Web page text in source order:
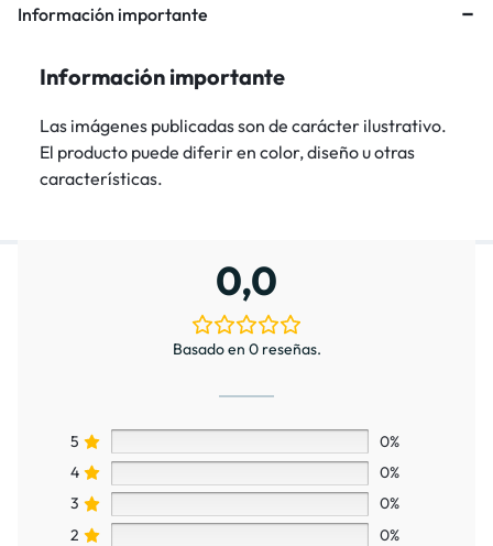
Información importante
Información importante
Las imágenes publicadas son de carácter ilustrativo.
El producto puede diferir en color, diseño u otras
características.
0,0
Basado en 0 reseñas.
5
0%
4
0%
3
0%
2
0%